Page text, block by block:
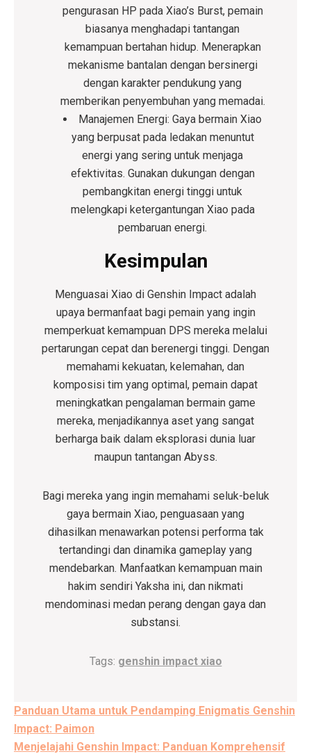
pengurasan HP pada Xiao’s Burst, pemain
biasanya menghadapi tantangan
kemampuan bertahan hidup. Menerapkan
mekanisme bantalan dengan bersinergi
dengan karakter pendukung yang
memberikan penyembuhan yang memadai.
Manajemen Energi: Gaya bermain Xiao
yang berpusat pada ledakan menuntut
energi yang sering untuk menjaga
efektivitas. Gunakan dukungan dengan
pembangkitan energi tinggi untuk
melengkapi ketergantungan Xiao pada
pembaruan energi.
Kesimpulan
Menguasai Xiao di Genshin Impact adalah
upaya bermanfaat bagi pemain yang ingin
memperkuat kemampuan DPS mereka melalui
pertarungan cepat dan berenergi tinggi. Dengan
memahami kekuatan, kelemahan, dan
komposisi tim yang optimal, pemain dapat
meningkatkan pengalaman bermain game
mereka, menjadikannya aset yang sangat
berharga baik dalam eksplorasi dunia luar
maupun tantangan Abyss.
Bagi mereka yang ingin memahami seluk-beluk
gaya bermain Xiao, penguasaan yang
dihasilkan menawarkan potensi performa tak
tertandingi dan dinamika gameplay yang
mendebarkan. Manfaatkan kemampuan main
hakim sendiri Yaksha ini, dan nikmati
mendominasi medan perang dengan gaya dan
substansi.
Tags: genshin impact xiao
Post
navigation
Panduan Utama untuk Pendamping Enigmatis Genshin
Impact: Paimon
Menjelajahi Genshin Impact: Panduan Komprehensif